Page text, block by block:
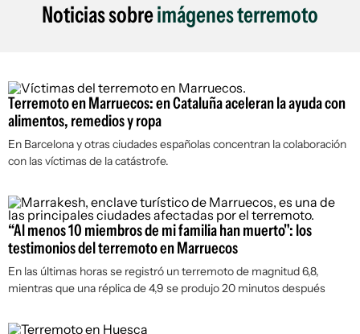
Noticias sobreimágenes terremoto
Terremoto en Marruecos: en Cataluña aceleran la ayuda con
alimentos, remedios y ropa
En Barcelona y otras ciudades españolas concentran la colaboración
con las víctimas de la catástrofe.
“Al menos 10 miembros de mi familia han muerto": los
testimonios del terremoto en Marruecos
En las últimas horas se registró un terremoto de magnitud 6,8,
mientras que una réplica de 4,9 se produjo 20 minutos después